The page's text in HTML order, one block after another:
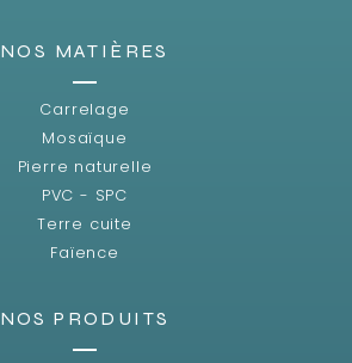
NOS MATIÈRES
Carrelage
Mosaïque
Pierre naturelle
PVC - SPC
Terre cuite
Faïence
NOS PRODUITS